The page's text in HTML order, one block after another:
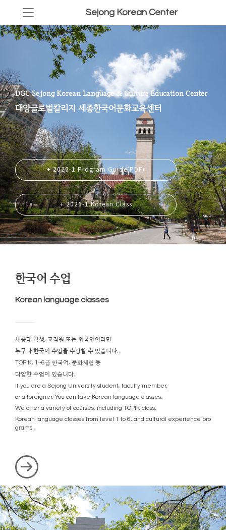
Sejong Korean Center
DGC Sejong Korean Language & Culture Education Center
대양글로벌칼리지 세종한국어문화교육센터
+ 2026-1 Program Guide(PDF)
+ 2026-1 Korean Class
한국어 수업
Korean language classes
세종대 학생, 교직원 또는 외국인이라면
누구나 한국어 수업을 수강할 수 있습니다.
TOPIK, 1~6급 한국어, 문화체험 등
다양한 수업이 있습니다.
If you are a Sejong University student, faculty member,
or a foreigner, You can take Korean language classes.
We offer a variety of courses, including TOPIK class,
Korean language classes from level 1 to 6, and cultural experience pro
grams.